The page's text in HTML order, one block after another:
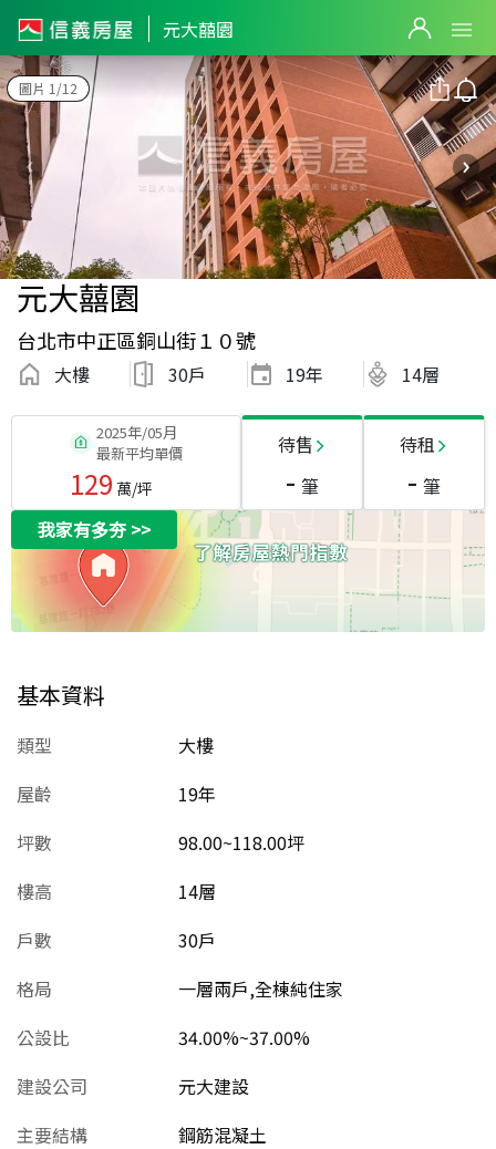
元大囍園
圖片 1/12
元大囍園
台北市中正區銅山街１０號
大樓 30戶 19年 14層
2025年/05月
最新平均單價
129 萬/坪
待售
- 筆
待租
- 筆
我家有多夯>>
基本資料
類型
大樓
屋齡
19年
坪數
98.00~118.00坪
樓高
14層
戶數
30戶
格局
一層兩戶,全棟純住家
公設比
34.00%~37.00%
建設公司
元大建設
主要結構
鋼筋混凝土